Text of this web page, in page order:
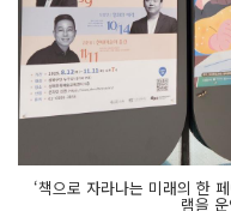
‘책으로 자라나는 미래의 한
램을